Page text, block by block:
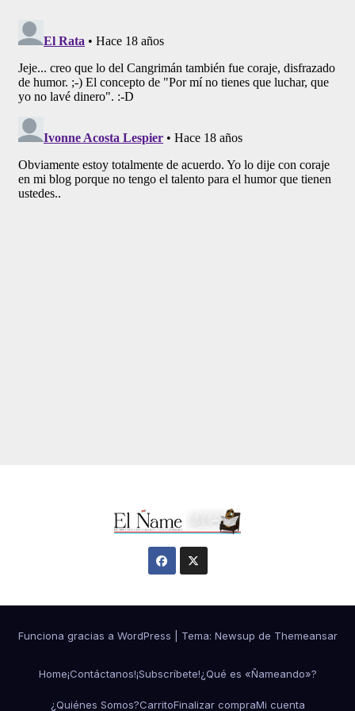
Funciona gracias a WordPress Tema: Newsup de Themeansar
Home¡Contáctanos!¡Subscríbete!¿Qué es «Ñameando»?
¿Quiénes Somos?CarritoFinalizar compraMi cuenta